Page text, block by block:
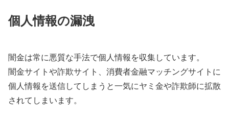
個人情報の漏洩
闇金は常に悪質な手法で個人情報を収集しています。
闇金サイトや詐欺サイト、消費者金融マッチングサイトに
個人情報を送信してしまうと一気にヤミ金や詐欺師に拡散
されてしまいます。